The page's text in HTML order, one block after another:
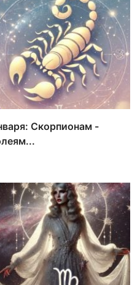
Скорпионам -